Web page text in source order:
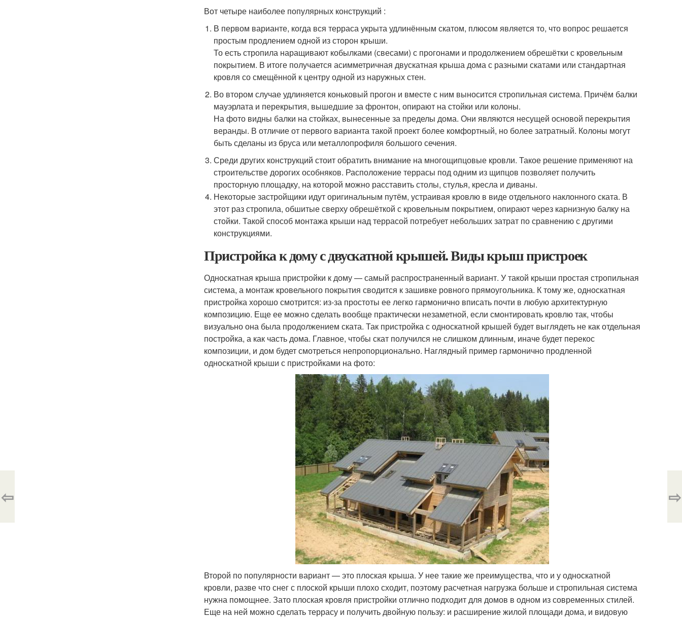
Вот четыре наиболее популярных конструкций :
В первом варианте, когда вся терраса укрыта удлинённым скатом, плюсом является то, что вопрос решается
простым продлением одной из сторон крыши.
То есть стропила наращивают кобылками (свесами) с прогонами и продолжением обрешётки с кровельным
покрытием. В итоге получается асимметричная двускатная крыша дома с разными скатами или стандартная
кровля со смещённой к центру одной из наружных стен.
Во втором случае удлиняется коньковый прогон и вместе с ним выносится стропильная система. Причём балки
мауэрлата и перекрытия, вышедшие за фронтон, опирают на стойки или колоны.
На фото видны балки на стойках, вынесенные за пределы дома. Они являются несущей основой перекрытия
веранды. В отличие от первого варианта такой проект более комфортный, но более затратный. Колоны могут
быть сделаны из бруса или металлопрофиля большого сечения.
Среди других конструкций стоит обратить внимание на многощипцовые кровли. Такое решение применяют на
строительстве дорогих особняков. Расположение террасы под одним из щипцов позволяет получить
просторную площадку, на которой можно расставить столы, стулья, кресла и диваны.
Некоторые застройщики идут оригинальным путём, устраивая кровлю в виде отдельного наклонного ската. В
этот раз стропила, обшитые сверху обрешёткой с кровельным покрытием, опирают через карнизную балку на
стойки. Такой способ монтажа крыши над террасой потребует небольших затрат по сравнению с другими
конструкциями.
Пристройка к дому с двускатной крышей. Виды крыш пристроек
Односкатная крыша пристройки к дому — самый распространенный вариант. У такой крыши простая стропильная
система, а монтаж кровельного покрытия сводится к зашивке ровного прямоугольника. К тому же, односкатная
пристройка хорошо смотрится: из-за простоты ее легко гармонично вписать почти в любую архитектурную
композицию. Еще ее можно сделать вообще практически незаметной, если смонтировать кровлю так, чтобы
визуально она была продолжением ската. Так пристройка с односкатной крышей будет выглядеть не как отдельная
постройка, а как часть дома. Главное, чтобы скат получился не слишком длинным, иначе будет перекос
композиции, и дом будет смотреться непропорционально. Наглядный пример гармонично продленной
односкатной крыши с пристройками на фото:
Второй по популярности вариант — это плоская крыша. У нее такие же преимущества, что и у односкатной
кровли, разве что снег с плоской крыши плохо сходит, поэтому расчетная нагрузка больше и стропильная система
нужна помощнее. Зато плоская кровля пристройки отлично подходит для домов в одном из современных стилей.
Еще на ней можно сделать террасу и получить двойную пользу: и расширение жилой площади дома, и видовую
⇦ ⇨